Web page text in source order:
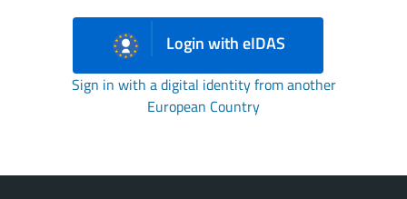
Login with eIDAS
Sign in with a digital identity from another
European Country